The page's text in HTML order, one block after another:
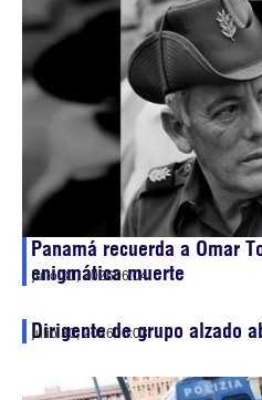
Panamá recuerda a Omar
enigmática muerte
julio 31, 202606:04
Dirigente de grupo alzado
julio 30, 202600:03